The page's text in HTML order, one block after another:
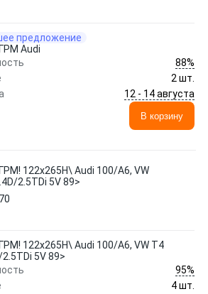
предложение
Audi
88%
2 шт.
12 - 14 августа
В корзину
122x265H\ Audi 100/A6, VW
2.5TDi 5V 89>
122x265H\ Audi 100/A6, VW T4
5V 89>
95%
4 шт.